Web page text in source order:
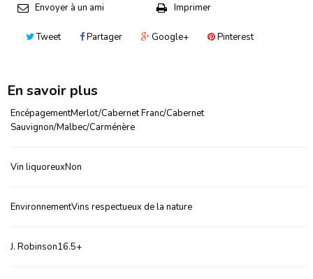
Envoyer à un ami Imprimer
Tweet Partager Google+ Pinterest
En savoir plus
EncépagementMerlot/Cabernet Franc/Cabernet
Sauvignon/Malbec/Carménère
Vin liquoreuxNon
EnvironnementVins respectueux de la nature
J. Robinson16.5+